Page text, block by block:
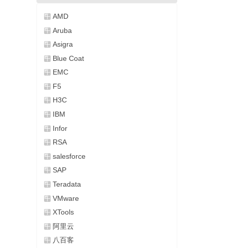
AMD
Aruba
Asigra
Blue Coat
EMC
F5
H3C
IBM
Infor
RSA
salesforce
SAP
Teradata
VMware
XTools
阿里云
八百客